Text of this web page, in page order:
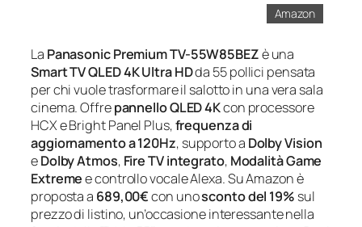
Amazon
La Panasonic Premium TV-55W85BEZè una
Smart TV QLED 4K Ultra HDda 55 pollici pensata
per chi vuole trasformare il salotto in una vera sala
cinema. Offrepannello QLED 4Kcon processore
HCX e Bright Panel Plus,frequenza di
aggiornamento a 120Hz, supporto a Dolby Vision
eDolby Atmos, Fire TV integrato, Modalità Game
Extremee controllo vocale Alexa. Su Amazon è
proposta a 689,00€con unosconto del 19% sul
prezzo di listino, un’occasione interessante nella